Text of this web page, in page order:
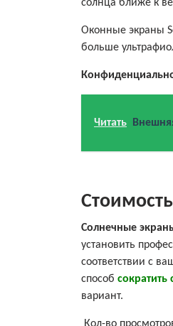
солнца ближе к
Оконные экраны
больше
Читать
Солнечные
установить
соответствии с
способ сократить
вариант.